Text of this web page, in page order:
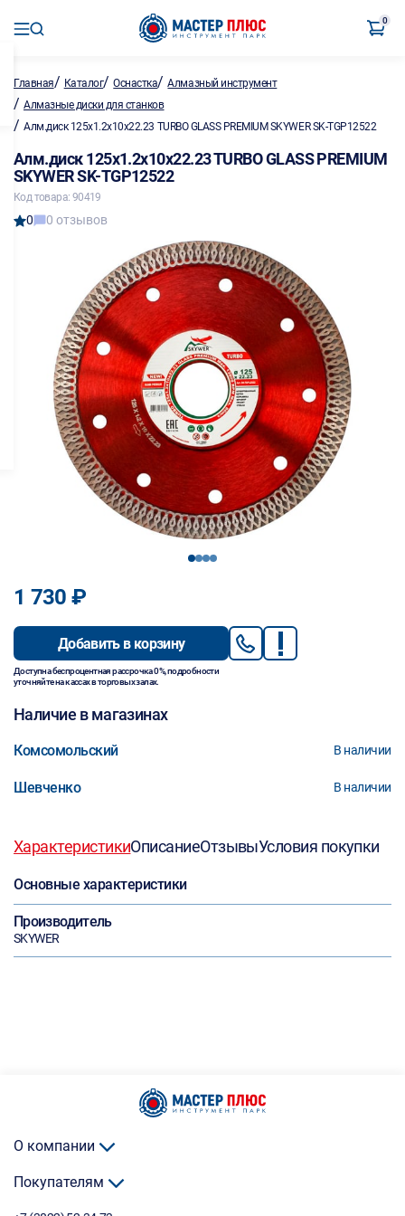
0
Главная/ Каталог/Оснастка/Алмазный инструмент
/ Алмазные диски для станков
/ Алм.диск 125х1.2x10x22.23 TURBO GLASS PREMIUM SKYWER SK-TGP12522
Алм.диск 125х1.2x10x22.23 TURBO GLASS PREMIUM
SKYWER SK-TGP12522
Код товара: 90419
0 0 отзывов
1234
1 730 ₽
Добавить в корзину
Доступна беспроцентная рассрочка 0%, подробности
уточняйте на кассах в торговых залах.
Наличие в магазинах
Комсомольский В наличии
Шевченко В наличии
ХарактеристикиОписаниеОтзывыУсловия покупки
Основные характеристики
Производитель
SKYWER
О компании
Покупателям